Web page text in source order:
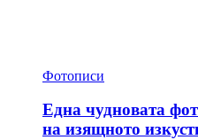
Фотописи
Една чудновата
на изящното